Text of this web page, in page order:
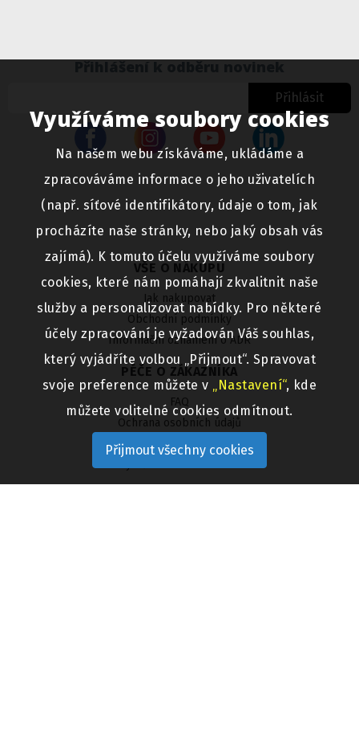
Využíváme soubory cookies
Na našem webu získáváme, ukládáme a
zpracováváme informace o jeho uživatelích
(např. síťové identifikátory, údaje o tom, jak
procházíte naše stránky, nebo jaký obsah vás
zajímá). K tomuto účelu využíváme soubory
cookies, které nám pomáhají zkvalitnit naše
služby a personalizovat nabídky. Pro některé
účely zpracování je vyžadován Váš souhlas,
který vyjádříte volbou „Přijmout“. Spravovat
svoje preference můžete v „Nastavení“, kde
můžete volitelné cookies odmítnout.
Přijmout všechny cookies
Přihlásit
VŠE O NÁKUPU
Jak nakupovat
Obchodní podmínky
Informační oznámení o ADR
PÉČE O ZÁKAZNÍKA
FAQ
Ochrana osobních údajů
Reklamační řád